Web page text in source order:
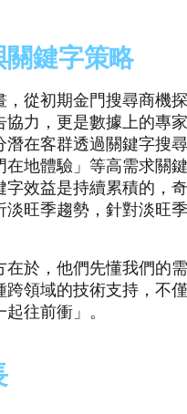
鍵字策略
從初期金門搜尋商機
力，更是數據上的專
在客群透過關鍵字搜
地體驗」等高需求關
效益是持續累積的，
旺季趨勢，針對淡旺
於，他們先懂我們的
領域的技術支持，不
往前衝」。